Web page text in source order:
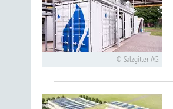
Salzgitter AG